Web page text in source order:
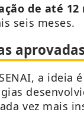
de até 12
seis meses.
a ideia
vez mais